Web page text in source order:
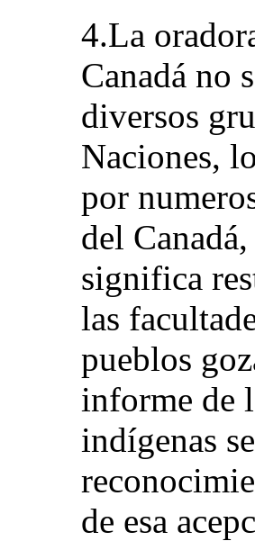
4.La
Canadá no
diversos
Naciones,
por
del
significa
las
pueblos
informe de
indígenas
de esa